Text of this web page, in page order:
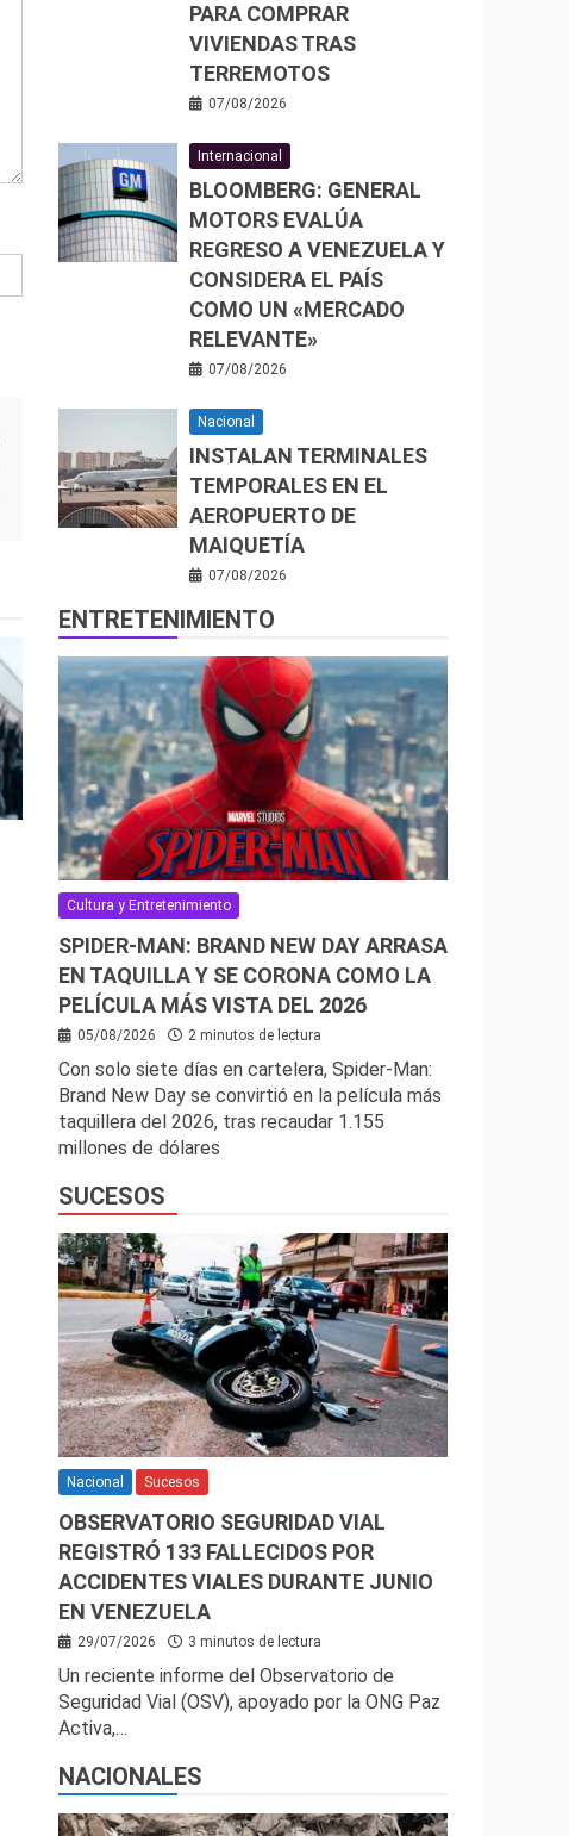
PARA COMPRAR
VIVIENDAS TRAS
TERREMOTOS
07/08/2026
Internacional
BLOOMBERG: GENERAL
MOTORS EVALÚA
REGRESO A VENEZUELA Y
CONSIDERA EL PAÍS
COMO UN «MERCADO
RELEVANTE»
07/08/2026
Nacional
INSTALAN TERMINALES
TEMPORALES EN EL
AEROPUERTO DE
MAIQUETÍA
07/08/2026
ENTRETENIMIENTO
Cultura y Entretenimiento
SPIDER-MAN: BRAND NEW DAY ARRASA
EN TAQUILLA Y SE CORONA COMO LA
PELÍCULA MÁS VISTA DEL 2026
05/08/2026 2 minutos de lectura
Con solo siete días en cartelera, Spider-Man:
Brand New Day se convirtió en la película más
taquillera del 2026, tras recaudar 1.155
millones de dólares
SUCESOS
Nacional Sucesos
OBSERVATORIO SEGURIDAD VIAL
REGISTRÓ 133 FALLECIDOS POR
ACCIDENTES VIALES DURANTE JUNIO
EN VENEZUELA
29/07/2026 3 minutos de lectura
Un reciente informe del Observatorio de
Seguridad Vial (OSV), apoyado por la ONG Paz
Activa,…
NACIONALES